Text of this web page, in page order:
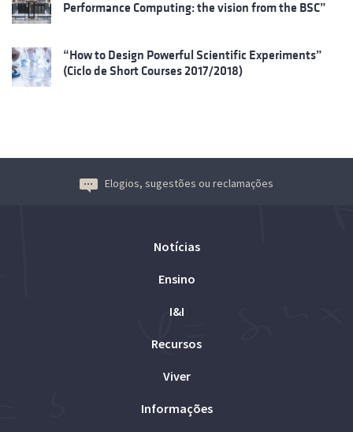
Performance Computing: the vision from the BSC”
“How to Design Powerful Scientific Experiments”
(Ciclo de Short Courses 2017/2018)
Elogios, sugestões ou reclamações
Notícias
Ensino
I&I
Recursos
Viver
Informações